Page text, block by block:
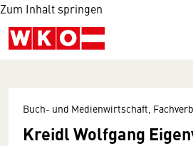
Zum Inhalt springen
Buch- und Medienwirtschaft,
Kreidl Wolfgang